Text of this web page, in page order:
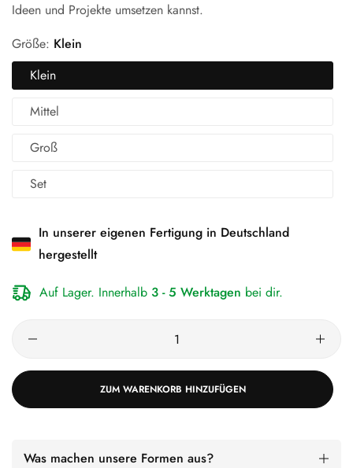
Ideen und Projekte umsetzen kannst.
Größe: Klein
Klein
Mittel
Groß
Set
In unserer eigenen Fertigung in Deutschland
hergestellt
Auf Lager. Innerhalb 3 - 5 Werktagen bei dir.
ZUM WARENKORB HINZUFÜGEN
Was machen unsere Formen aus?